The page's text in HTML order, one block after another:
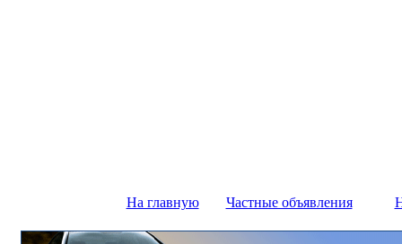
На главную Частные объявления